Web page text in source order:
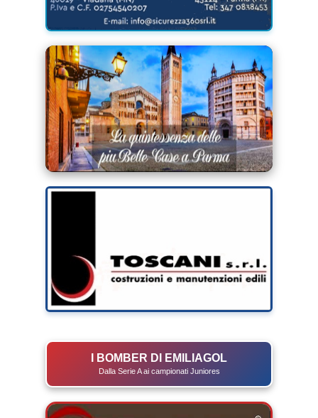
I BOMBER DI EMILIAGOL
Dalla Serie A ai campionati Juniores